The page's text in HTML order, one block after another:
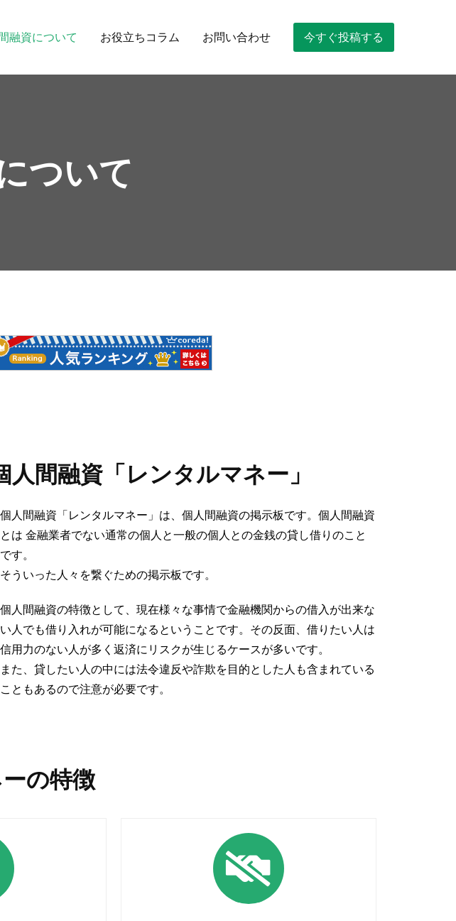
らレンタルマネー
示板です。
融資について お役立ちコラム お問い合わせ 今すぐ投稿する
ついて
人間融資「レンタルマネー」
個人間融資「レンタルマネー」は、個人間融資の掲示板です。 個人間融資
とは 金融業者でない通常の個人と一般の個人との金銭の貸し借りのこと
です。
そういった人々を繋ぐための掲示板です。
個人間融資の特徴として、現在様々な事情で金融機関からの借入が出来な
い人でも借り入れが可能になるということです。その反面、借りたい人は
信用力のない人が多く返済にリスクが生じるケースが多いです。
また、貸したい人の中には法令違反や詐欺を目的とした人も含まれている
こともあるので注意が必要です。
の特徴